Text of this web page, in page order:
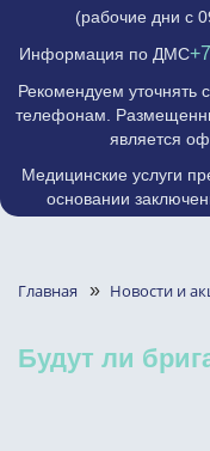
(рабочие дни с
Информация по ДМС
Рекомендуем уточнять
телефонам.
является
Медицинские услуги
основании
Главная » Новости и
Будут ли